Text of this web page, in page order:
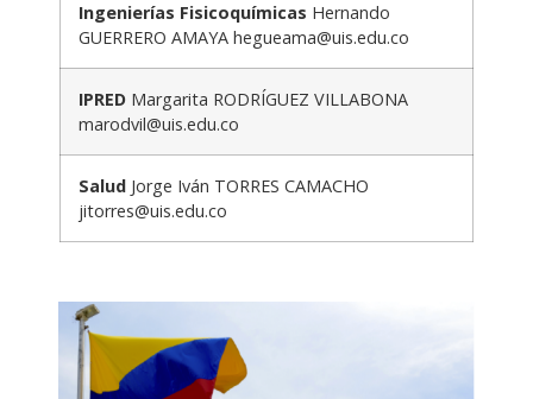
Ingenierías Fisicoquímicas Hernando
GUERRERO AMAYA hegueama@uis.edu.co
IPRED Margarita RODRÍGUEZ VILLABONA
marodvil@uis.edu.co
Salud Jorge Iván TORRES CAMACHO
jitorres@uis.edu.co